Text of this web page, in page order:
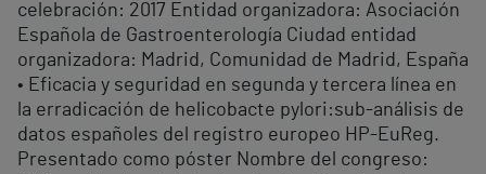
celebración: 2017 Entidad organizadora: Asociación
Española de Gastroenterología Ciudad entidad
organizadora: Madrid, Comunidad de Madrid, España
• Eficacia y seguridad en segunda y tercera línea en
la erradicación de helicobacte pylori:sub-análisis de
datos españoles del registro europeo HP-EuReg.
Presentado como póster Nombre del congreso: